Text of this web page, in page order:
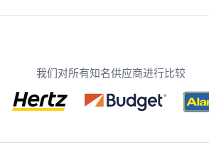
我们对所有知名供应商进行比较